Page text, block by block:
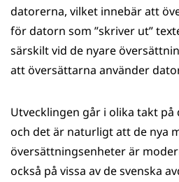
datorerna, vilket innebär att
för datorn som ”skriver ut”
särskilt vid de nyare
att översättarna använder
Utvecklingen går i olika takt på
och det är naturligt att de nya
översättningsenheter är
också på vissa av de svenska